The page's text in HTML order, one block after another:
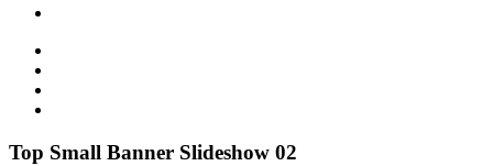
Top Small Banner Slideshow 02